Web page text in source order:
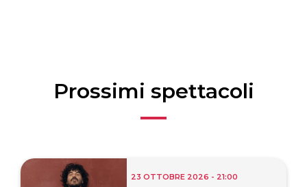
Prossimi spettacoli
23 OTTOBRE 2026 - 21:00